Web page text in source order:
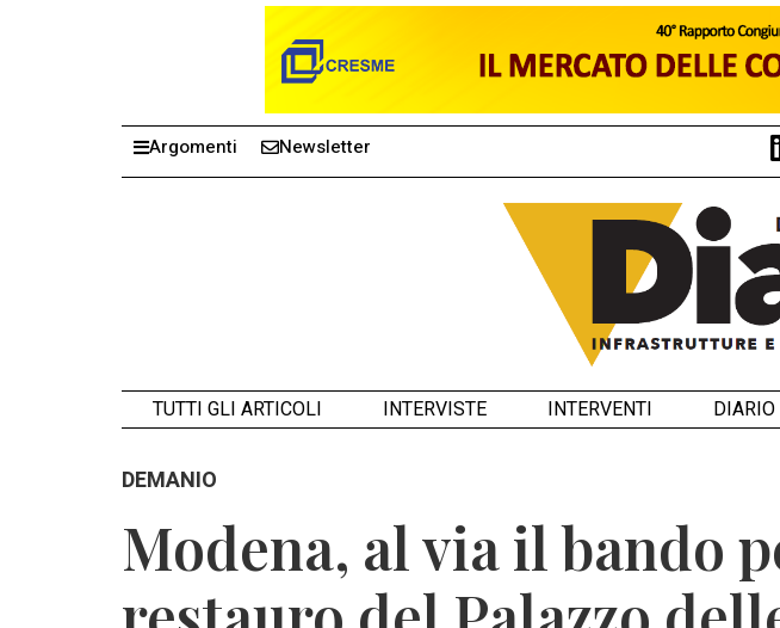
Argomenti Newsletter
TUTTI GLI ARTICOLI INTERVISTE INTERVENTI
DEMANIO
Modena, al via il bando